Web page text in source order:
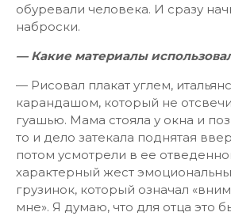
обуревали человека. И сразу
наброски.
— Какие материалы
— Рисовал плакат углем,
карандашом, который не
гуашью. Мама стояла у окна и
то и дело затекала поднятая
потом усмотрели в ее
характерный жест
грузинок, который означал
мне». Я думаю, что для отца это